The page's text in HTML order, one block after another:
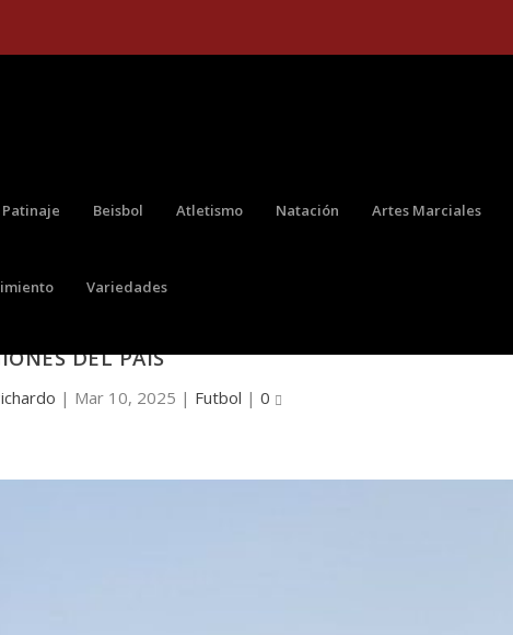
Patinaje Beisbol Atletismo Natación Artes Marciales
Variedades
DEL PAÍS
| Mar 10, 2025 | Futbol | 0